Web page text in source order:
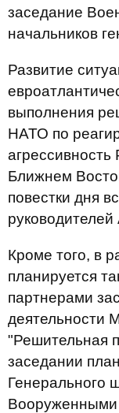
заседание
начальников
Развитие
выполнения
НАТО по
агрессивность
Ближнем
повестки дня
руководителей
Кроме того, в
планируется
партнерами
деятельности
"Решительная
заседании
Генерального
Вооруженными